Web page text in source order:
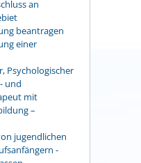
an
beantragen
einer
Psychologischer
und
mit
–
jugendlichen
-